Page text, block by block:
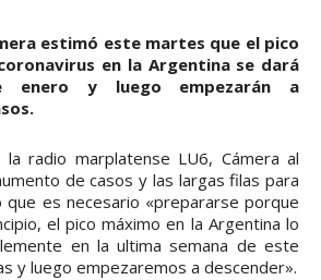
estimó este martes que el pico
en la Argentina se dará
enero y luego empezarán a
la radio marplatense LU6, Cámera al
de casos y las largas filas para
es necesario «prepararse porque
el pico máximo en la Argentina lo
en la ultima semana de este
y luego empezaremos a descender».